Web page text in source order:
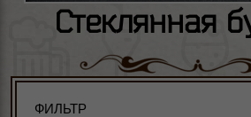
Стеклянная
ФИЛЬТР